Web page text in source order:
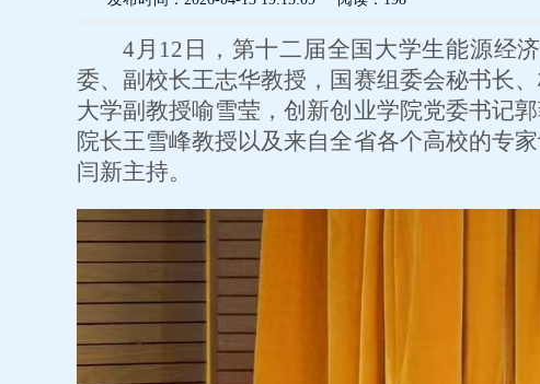
4月12日，第十二届全国大学生能源经
委、副校长王志华教授，国赛组委会秘书长
大学副教授喻雪莹，创新创业学院党委书记
院长王雪峰教授以及来自全省各个高校的专
闫新主持。